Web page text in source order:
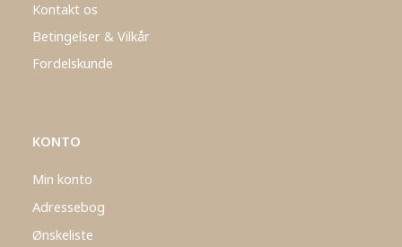
Kontakt os
Betingelser & Vilkår
Fordelskunde
KONTO
Min konto
Adressebog
Ønskeliste